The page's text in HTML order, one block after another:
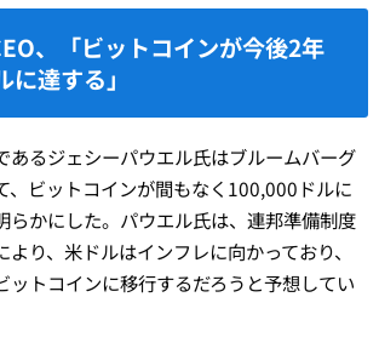
、「ビットコインが今後2年
達する」
あるジェシーパウエル氏はブルームバーグ
、ビットコインが間もなく100,000ドルに
らかにした。パウエル氏は、連邦準備制度
り、米ドルはインフレに向かっており、
ットコインに移行するだろうと予想してい